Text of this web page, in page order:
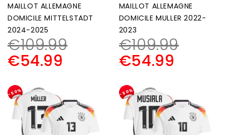
MAILLOT ALLEMAGNE
DOMICILE MITTELSTADT
2024-2025
€109.99
€54.99
MAILLOT ALLEMAGNE
DOMICILE MULLER 2022-
2023
€109.99
€54.99
-50% -50%